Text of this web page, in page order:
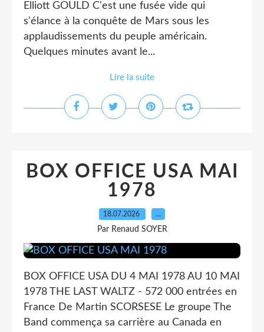
Elliott GOULD C'est une fusée vide qui
s'élance à la conquête de Mars sous les
applaudissements du peuple américain.
Quelques minutes avant le...
Lire la suite
BOX OFFICE USA MAI
1978
18.07.2026 …
Par Renaud SOYER
BOX OFFICE USA DU 4 MAI 1978 AU 10 MAI
1978 THE LAST WALTZ - 572 000 entrées en
France De Martin SCORSESE Le groupe The
Band commença sa carrière au Canada en